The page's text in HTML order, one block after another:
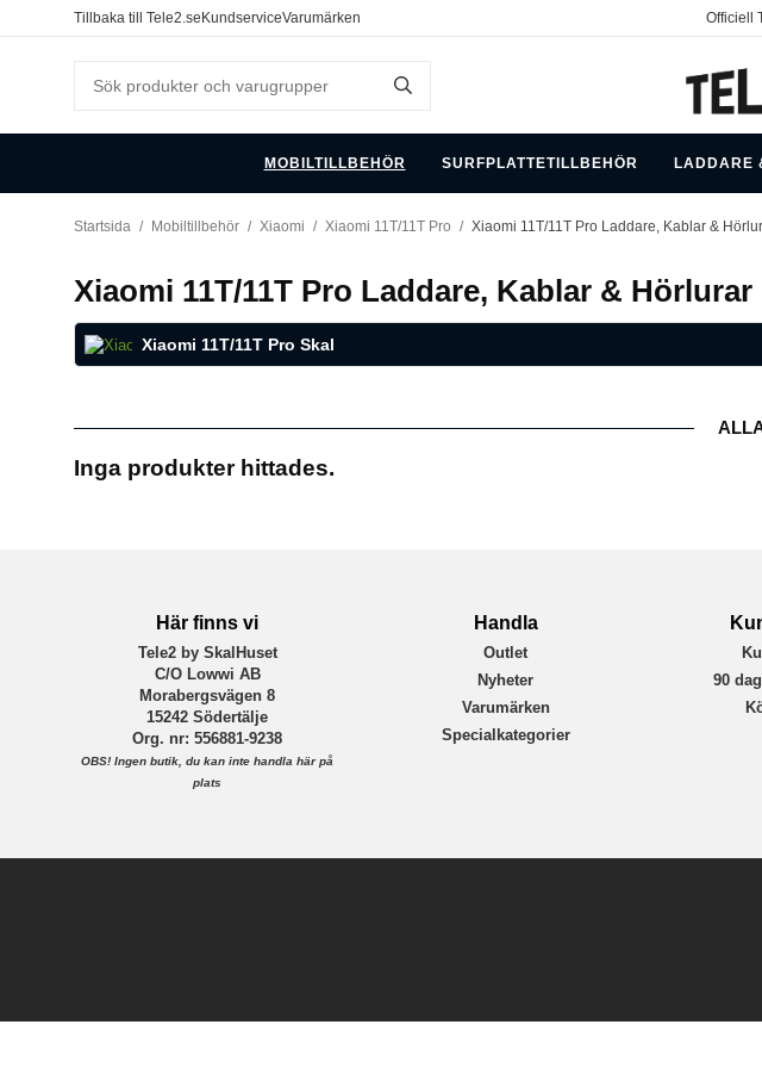
Tillbaka till Tele2.seKundserviceVarumärken Officiell
MOBILTILLBEHÖR SURFPLATTETILLBEHÖR LADDARE
Startsida / Mobiltillbehör / Xiaomi / Xiaomi 11T/11T Pro / Xiaomi 11T/11T Pro Laddare, Kablar &
Xiaomi 11T/11T Pro Laddare, Kablar & Hörlurar
Xiaomi 11T/11T Pro Skal
Inga produkter hittades.
Här finns vi
Tele2 by SkalHuset
C/O Lowwi AB
Morabergsvägen 8
15242 Södertälje
Org. nr: 556881-9238
OBS! Ingen butik, du kan inte handla här på
plats
Handla
Outlet
Nyheter
Varumärken
Specialkategorier
90